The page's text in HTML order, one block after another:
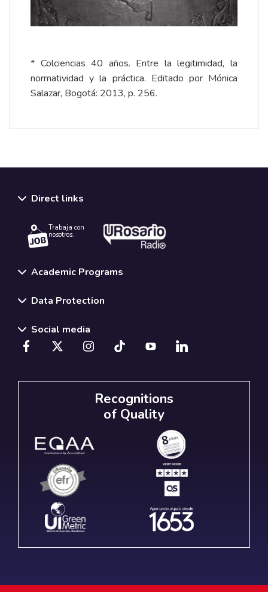
* Colciencias 40 años. Entre la legitimidad, la
normatividad y la práctica. Editado por Mónica
Salazar, Bogotá: 2013, p. 256.
Direct links
Trabaja con
nosotros.
Academic Programs
Data Protection
Social media
Recognitions
of Quality